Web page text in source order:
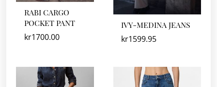
RABI CARGO
POCKET PANT
kr1700.00
IVY-MEDINA JEANS
kr1599.95